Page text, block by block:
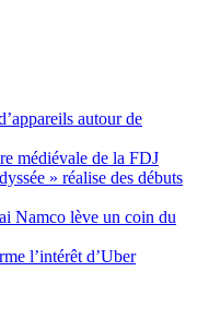
autour de
médiévale de la FDJ
» réalise des débuts
Namco lève un coin du
l’intérêt d’Uber